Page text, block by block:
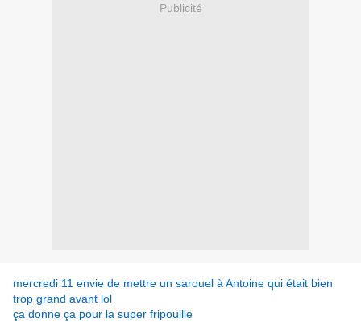
Publicité
mercredi 11 envie de mettre un sarouel à Antoine qui était bien
trop grand avant lol
ça donne ça pour la super fripouille